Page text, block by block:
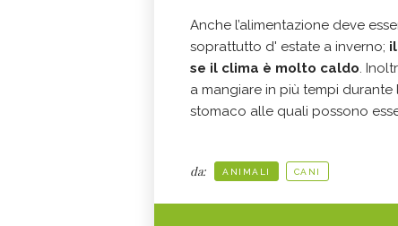
Anche l’alimentazione deve
soprattutto d' estate a inverno;
se il clima è molto caldo.
a mangiare in più tempi
stomaco alle quali possono
da: ANIMALI CANI